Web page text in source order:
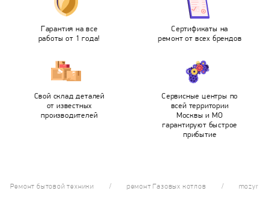
Гарантия на все
работы от 1 года!
Сертификаты на
ремонт от всех брендов
Свой склад деталей
от известных
производителей
Сервисные центры по
всей территории
Москвы и МО
гарантируют быстрое
прибытие
Ремонт бытовой техники ремонт Газовых котлов mozyr